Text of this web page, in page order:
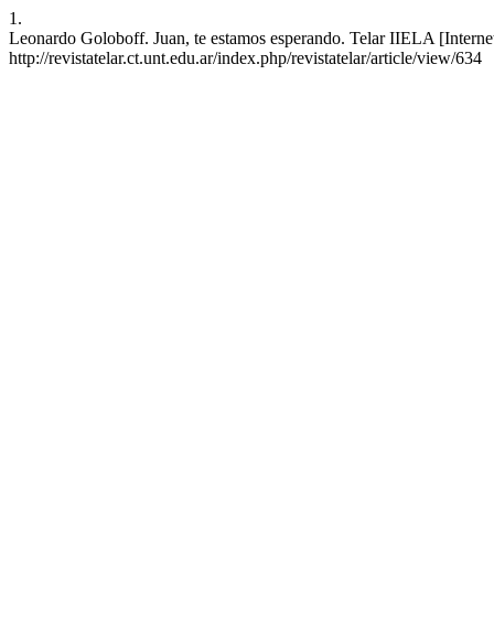
1.
Leonardo Goloboff. Juan, te estamos esperando. Telar IIELA
http://revistatelar.ct.unt.edu.ar/index.php/revistatelar/article/view/634